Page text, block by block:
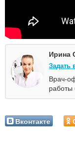
Ирина
Задать
Врач-
работы
Вконтакте